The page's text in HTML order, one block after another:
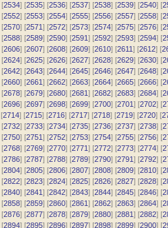
[2534] [2535] [2536] [2537] [2538] [2539] [2540] [
[2552] [2553] [2554] [2555] [2556] [2557] [2558] [
[2570] [2571] [2572] [2573] [2574] [2575] [2576] [
[2588] [2589] [2590] [2591] [2592] [2593] [2594] [
[2606] [2607] [2608] [2609] [2610] [2611] [2612] [
[2624] [2625] [2626] [2627] [2628] [2629] [2630] [
[2642] [2643] [2644] [2645] [2646] [2647] [2648] [
[2660] [2661] [2662] [2663] [2664] [2665] [2666] [
[2678] [2679] [2680] [2681] [2682] [2683] [2684] [
[2696] [2697] [2698] [2699] [2700] [2701] [2702] [
2714] [2715] [2716] [2717] [2718] [2719] [2720] [
[2732] [2733] [2734] [2735] [2736] [2737] [2738] [
[2750] [2751] [2752] [2753] [2754] [2755] [2756] [
[2768] [2769] [2770] [2771] [2772] [2773] [2774] [
[2786] [2787] [2788] [2789] [2790] [2791] [2792] [
[2804] [2805] [2806] [2807] [2808] [2809] [2810] [
[2822] [2823] [2824] [2825] [2826] [2827] [2828] [
[2840] [2841] [2842] [2843] [2844] [2845] [2846] [
[2858] [2859] [2860] [2861] [2862] [2863] [2864] [
[2876] [2877] [2878] [2879] [2880] [2881] [2882] [
[2894] [2895] [2896] [2897] [2898] [2899] [2900] [